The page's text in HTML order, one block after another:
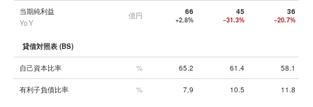
当期純利益
YoY
億円 66
+2.8%
45
−31.3%
36
−20.7%
貸借対照表 (BS)
自己資本比率 % 65.2 61.4 58.1
有利子負債比率 % 7.9 10.5 11.8